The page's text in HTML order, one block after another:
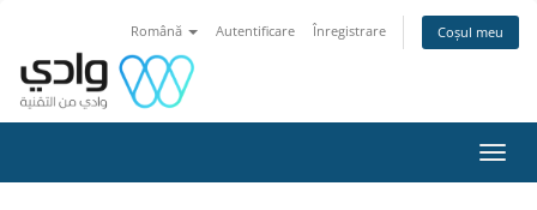
Română Autentificare Înregistrare Coșul meu